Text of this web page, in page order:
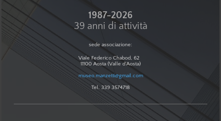
1987-2026
39 anni di attività
sede associazione:
Viale Federico Chabod, 62
11100 Aosta (Valle d'Aosta)
museo.manzetti@gmail.com
Tel. 339 3574718